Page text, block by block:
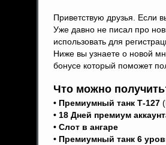
Приветствую друзья. Если
Уже давно не писал про
использовать для
Ниже вы узнаете о новой
бонусе который поможет
Что можно
• Премиумный танк Т-127
• 18 Дней премиум
• Слот в ангаре
• Премиумный танк 6